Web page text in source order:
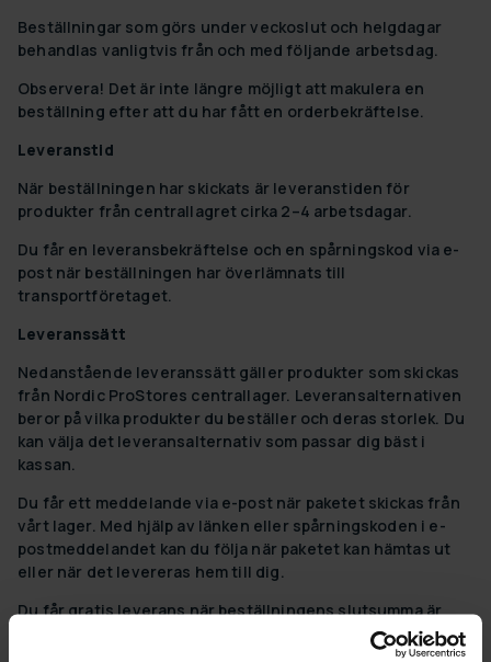
Beställningar som görs under veckoslut och helgdagar
behandlas vanligtvis från och med följande arbetsdag.
Observera! Det är inte längre möjligt att makulera en
beställning efter att du har fått en orderbekräftelse.
Leveranstid
När beställningen har skickats är leveranstiden för
produkter från centrallagret cirka 2–4 arbetsdagar.
Du får en leveransbekräftelse och en spårningskod via e-
post när beställningen har överlämnats till
transportföretaget.
Leveranssätt
Nedanstående leveranssätt gäller produkter som skickas
från Nordic ProStores centrallager. Leveransalternativen
beror på vilka produkter du beställer och deras storlek. Du
kan välja det leveransalternativ som passar dig bäst i
kassan.
Du får ett meddelande via e-post när paketet skickas från
vårt lager. Med hjälp av länken eller spårningskoden i e-
postmeddelandet kan du följa när paketet kan hämtas ut
eller när det levereras hem till dig.
Du får gratis leverans när beställningens slutsumma är